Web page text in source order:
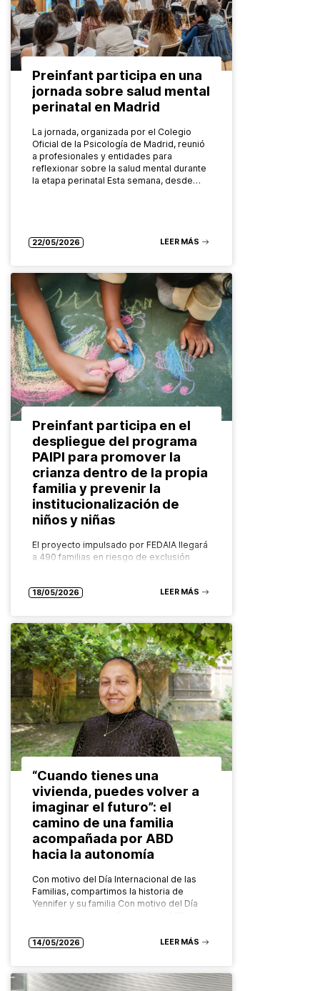
Preinfant participa en una
jornada sobre salud mental
perinatal en Madrid
La jornada, organizada por el Colegio
Oficial de la Psicología de Madrid, reunió
a profesionales y entidades para
reflexionar sobre la salud mental durante
la etapa perinatal Esta semana, desde…
22/05/2026 LEER MÁS
Preinfant participa en el
despliegue del programa
PAIPI para promover la
crianza dentro de la propia
familia y prevenir la
institucionalización de
niños y niñas
El proyecto impulsado por FEDAIA llegará
a 490 familias en riesgo de exclusión
basado en la evidencia…
18/05/2026 LEER MÁS
“Cuando tienes una
vivienda, puedes volver a
imaginar el futuro”: el
camino de una familia
acompañada por ABD
hacia la autonomía
Con motivo del Día Internacional de las
Familias, compartimos la historia de
Yennifer y su familia Con motivo del Día
14/05/2026 LEER MÁS